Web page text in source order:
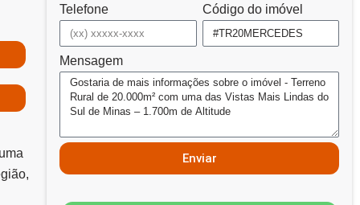
Telefone Código do imóvel
Mensagem
Enviar